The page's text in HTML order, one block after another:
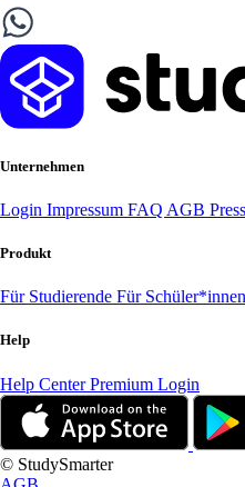
Unternehmen
Login Impressum FAQ AGB
Produkt
Für Studierende Für Schüler*innen
Help
Help CenterPremium Login
© StudySmarter